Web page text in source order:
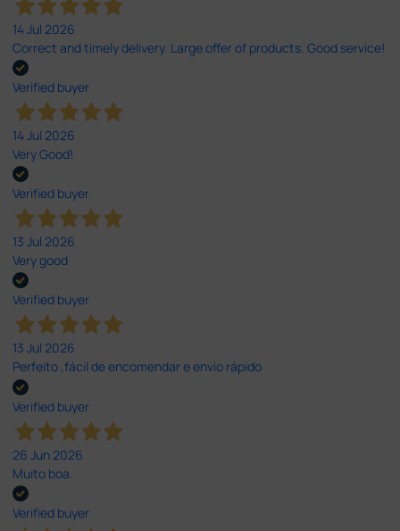
14 Jul 2026
Correct and timely delivery. Large offer of products. Good service!
Verified buyer
14 Jul 2026
Very Good!
Verified buyer
13 Jul 2026
Very good
Verified buyer
13 Jul 2026
Perfeito ,fácil de encomendar e envio rápido
Verified buyer
26 Jun 2026
Muito boa.
Verified buyer